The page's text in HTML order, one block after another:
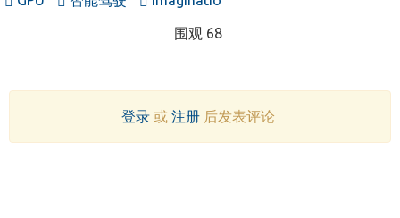
围观 68
登录或 注册后发表评论